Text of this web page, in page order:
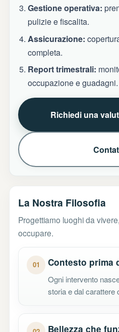
Gestione operativa:
pulizie e fiscalita.
Assicurazione:
completa.
Report trimestrali:
occupazione e guadagni.
Richiedi una
La Nostra Filosofia
Progettiamo luoghi da
occupare.
01 Contesto prima
Ogni intervento
storia e dal carattere
Bellezza che